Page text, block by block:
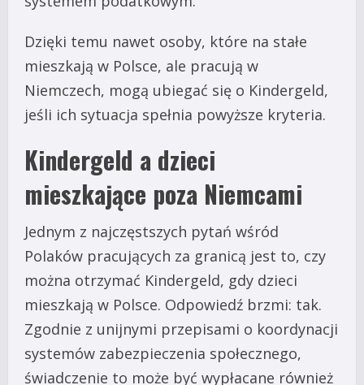
Dzięki temu nawet osoby, które na stałe
mieszkają w Polsce, ale pracują w
Niemczech, mogą ubiegać się o Kindergeld,
jeśli ich sytuacja spełnia powyższe kryteria.
Kindergeld a dzieci
mieszkające poza Niemcami
Jednym z najczęstszych pytań wśród
Polaków pracujących za granicą jest to, czy
można otrzymać Kindergeld, gdy dzieci
mieszkają w Polsce. Odpowiedź brzmi: tak.
Zgodnie z unijnymi przepisami o koordynacji
systemów zabezpieczenia społecznego,
świadczenie to może być wypłacane również